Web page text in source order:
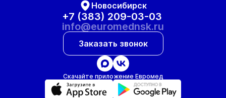
Новосибирск
+7 (383) 209-03-03
info@euromednsk.ru
Заказать звонок
Скачайте приложение Евромед